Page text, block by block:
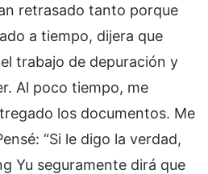
retrasado tanto porque
a tiempo, dijera que
trabajo de depuración y
Al poco tiempo, me
los documentos. Me
“Si le digo la verdad,
Yu seguramente dirá que